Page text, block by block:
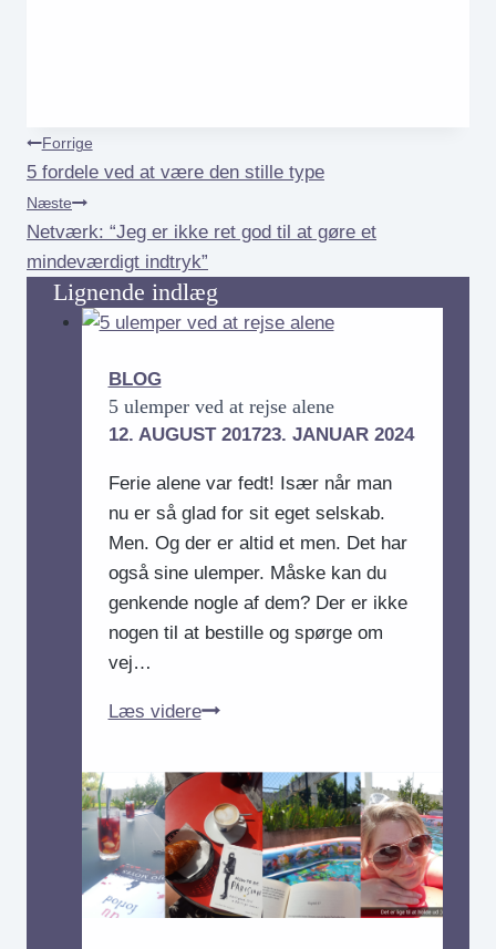
Indlægsnavigation
Forrige
5 fordele ved at være den stille type
Næste
Netværk: “Jeg er ikke ret god til at gøre et
mindeværdigt indtryk”
Lignende indlæg
BLOG
5 ulemper ved at rejse alene
12. AUGUST 201723. JANUAR 2024
Ferie alene var fedt! Især når man
nu er så glad for sit eget selskab.
Men. Og der er altid et men. Det har
også sine ulemper. Måske kan du
genkende nogle af dem? Der er ikke
nogen til at bestille og spørge om
vej…
Læs videre5
ved
rejse
alene